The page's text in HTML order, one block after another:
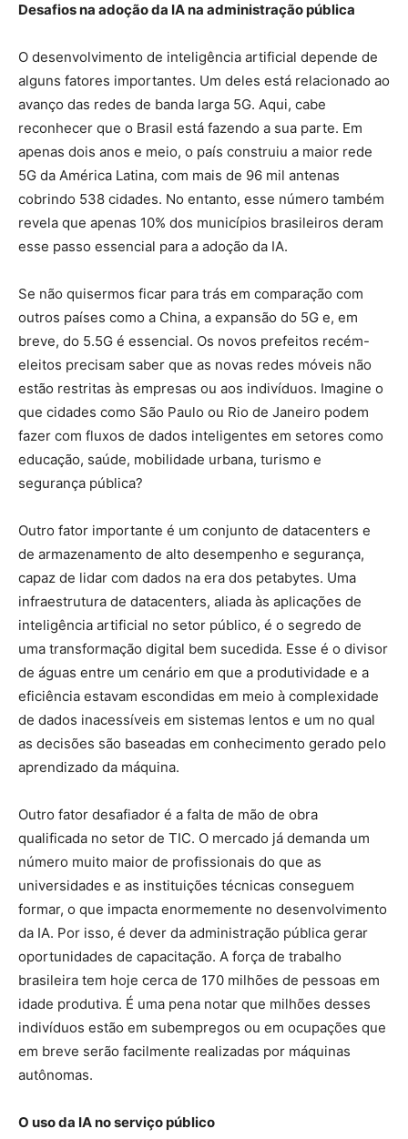
Desafios na adoção da IA na administração pública
O desenvolvimento de inteligência artificial depende de
alguns fatores importantes. Um deles está relacionado ao
avanço das redes de banda larga 5G. Aqui, cabe
reconhecer que o Brasil está fazendo a sua parte. Em
apenas dois anos e meio, o país construiu a maior rede
5G da América Latina, com mais de 96 mil antenas
cobrindo 538 cidades. No entanto, esse número também
revela que apenas 10% dos municípios brasileiros deram
esse passo essencial para a adoção da IA.
Se não quisermos ficar para trás em comparação com
outros países como a China, a expansão do 5G e, em
breve, do 5.5G é essencial. Os novos prefeitos recém-
eleitos precisam saber que as novas redes móveis não
estão restritas às empresas ou aos indivíduos. Imagine o
que cidades como São Paulo ou Rio de Janeiro podem
fazer com fluxos de dados inteligentes em setores como
educação, saúde, mobilidade urbana, turismo e
segurança pública?
Outro fator importante é um conjunto de datacenters e
de armazenamento de alto desempenho e segurança,
capaz de lidar com dados na era dos petabytes. Uma
infraestrutura de datacenters, aliada às aplicações de
inteligência artificial no setor público, é o segredo de
uma transformação digital bem sucedida. Esse é o divisor
de águas entre um cenário em que a produtividade e a
eficiência estavam escondidas em meio à complexidade
de dados inacessíveis em sistemas lentos e um no qual
as decisões são baseadas em conhecimento gerado pelo
aprendizado da máquina.
Outro fator desafiador é a falta de mão de obra
qualificada no setor de TIC. O mercado já demanda um
número muito maior de profissionais do que as
universidades e as instituições técnicas conseguem
formar, o que impacta enormemente no desenvolvimento
da IA. Por isso, é dever da administração pública gerar
oportunidades de capacitação. A força de trabalho
brasileira tem hoje cerca de 170 milhões de pessoas em
idade produtiva. É uma pena notar que milhões desses
indivíduos estão em subempregos ou em ocupações que
em breve serão facilmente realizadas por máquinas
autônomas.
O uso da IA no serviço público